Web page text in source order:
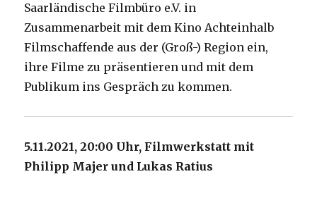
Saarländische Filmbüro e.V. in
Zusammenarbeit mit dem Kino Achteinhalb
Filmschaffende aus der (Groß-) Region ein,
ihre Filme zu präsentieren und mit dem
Publikum ins Gespräch zu kommen.
5.11.2021, 20:00 Uhr, Filmwerkstatt mit
Philipp Majer und Lukas Ratius